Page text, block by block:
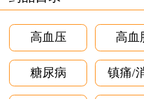
高血压 高血
糖尿病 镇痛/